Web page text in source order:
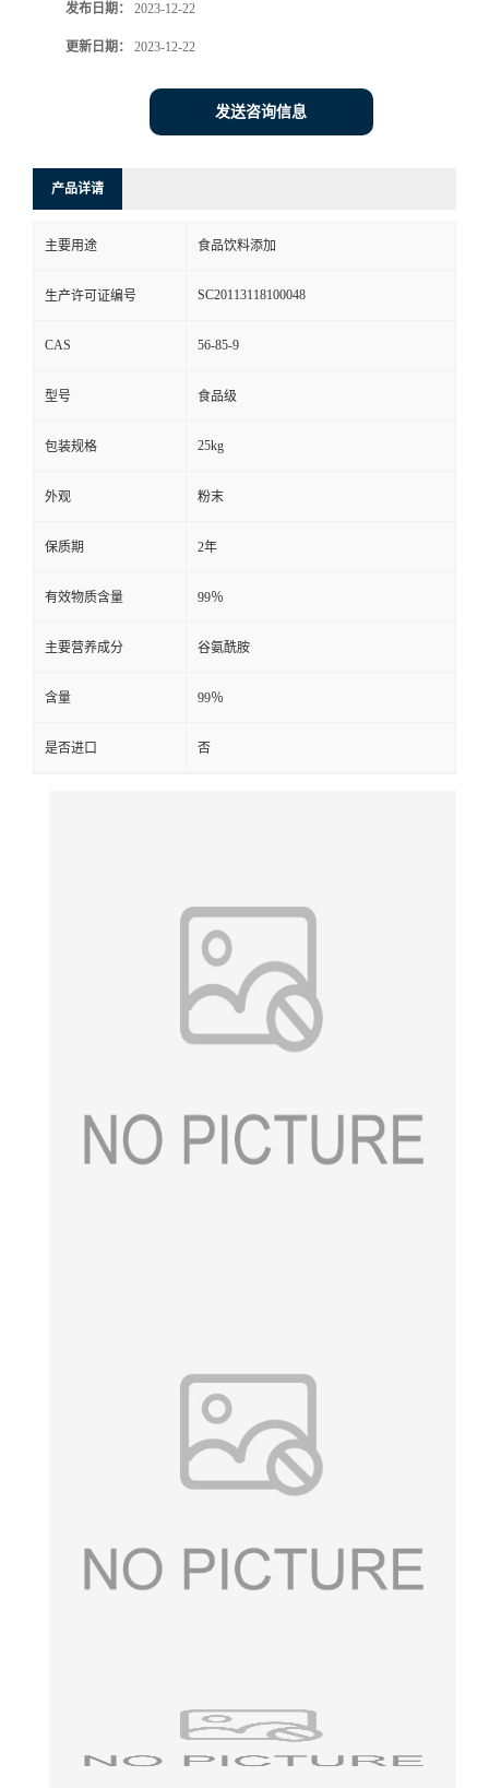
发布日期： 2023-12-22
更新日期： 2023-12-22
发送咨询信息
产品详请
主要用途 食品饮料添加
生产许可证编号 SC20113118100048
CAS 56-85-9
型号 食品级
包装规格 25kg
外观 粉末
保质期 2年
有效物质含量 99％
主要营养成分 谷氨酰胺
含量 99％
是否进口 否